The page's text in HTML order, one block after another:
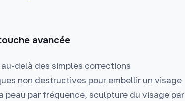
avancée
delà des simples corrections
non destructives pour embellir un visage
par fréquence, sculpture du visage par